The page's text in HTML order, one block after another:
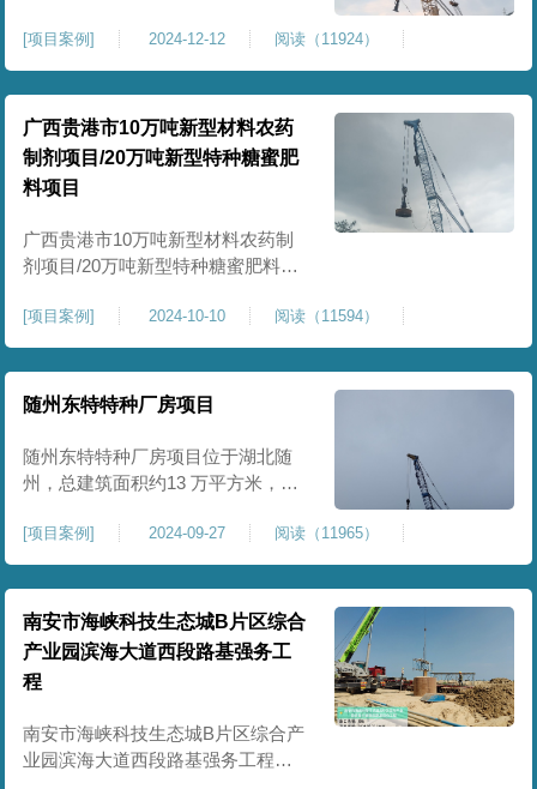
240000平方米，施工周期长，待路
基回填达到设计标高后，强夯施工
一次。我司于土方单位交叉作业。
康尚强夯公司于2024年10月20日安
排设备人员进场，按照图纸设计施
工。
[项目案例] 2024-12-12 阅读（11924）
广西贵港市10万吨新型材料农药
制剂项目/20万吨新型特种糖蜜肥
料项目
广西贵港市10万吨新型材料农药制
剂项目/20万吨新型特种糖蜜肥料项
期施工，一期为10万吨新型材料农
药制剂项目施工，二期为20万吨新
型特种糖蜜肥料项目，两期项目都
采用基础承台加强夯和普通强夯施
使用要求，单独对基础承台位置地
基进行置换加强夯，其他区域采用
[项目案例] 2024-10-10 阅读（11594）
随州东特特种厂房项目
随州东特特种厂房项目位于湖北随
州，总建筑面积约13 万平方米，为
载力与均匀性要求严苛。项目于
2024 年 9 月正式开工，地基处理采
用高能级强夯施工工艺，通过大吨
位重锤动力固结，全面提升场地密
实度与承载性能，满足重载车间、
设备基础与行车轨道的长期稳定运
行要求。项目严格遵循强夯地基处
[项目案例] 2024-09-27 阅读（11965）
南安市海峡科技生态城B片区综合
产业园滨海大道西段路基强务工
程
南安市海峡科技生态城B片区综合产
业园滨海大道西段路基强务工程位